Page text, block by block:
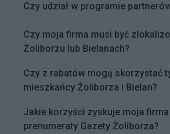
Czy udział w programie
Czy moja firma musi być
Żoliborzu lub Bielanach?
Czy z rabatów mogą skorzystać
mieszkańcy Żoliborza i Bielan?
Jakie korzyści zyskuje moja
prenumeraty Gazety Żoliborza?